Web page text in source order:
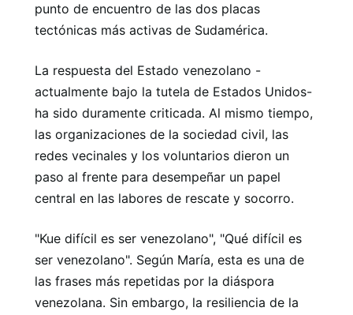
punto de encuentro de las dos placas
tectónicas más activas de Sudamérica.
La respuesta del Estado venezolano -
actualmente bajo la tutela de Estados Unidos-
ha sido duramente criticada. Al mismo tiempo,
las organizaciones de la sociedad civil, las
redes vecinales y los voluntarios dieron un
paso al frente para desempeñar un papel
central en las labores de rescate y socorro.
"Kue difícil es ser venezolano", "Qué difícil es
ser venezolano". Según María, esta es una de
las frases más repetidas por la diáspora
venezolana. Sin embargo, la resiliencia de la